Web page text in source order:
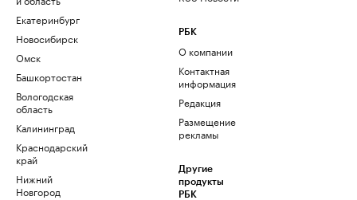
Екатеринбург
Новосибирск
Омск
Башкортостан
Вологодская
область
Калининград
Краснодарский
край
Нижний
Новгород
РБК
О компании
Контактная
информация
Редакция
Размещение
рекламы
Другие
продукты
РБК